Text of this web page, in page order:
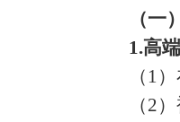
（一）
1.高
（ 1
（2